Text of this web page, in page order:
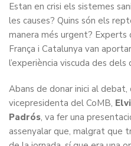
Estan en crisi els sistemes
les causes? Quins són els
manera més urgent? Experts
França i Catalunya van
l’experiència viscuda des
Abans de donar inici al
vicepresidenta del CoMB,
Padrós, va fer una
assenyalar que, malgrat que